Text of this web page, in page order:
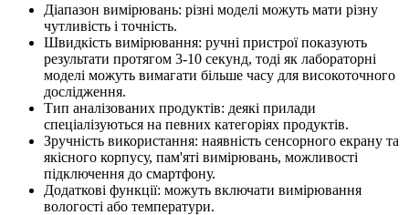
Діапазон вимірювань: різні моделі можуть мати різну
чутливість і точність.
Швидкість вимірювання: ручні пристрої показують
результати протягом 3-10 секунд, тоді як лабораторні
моделі можуть вимагати більше часу для високоточного
дослідження.
Тип аналізованих продуктів: деякі прилади
спеціалізуються на певних категоріях продуктів.
Зручність використання: наявність сенсорного екрану та
якісного корпусу, пам'яті вимірювань, можливості
підключення до смартфону.
Додаткові функції: можуть включати вимірювання
вологості або температури.